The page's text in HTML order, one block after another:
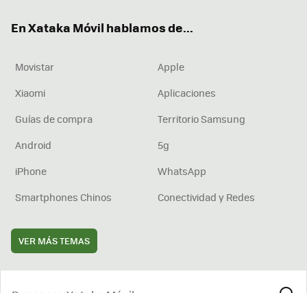
En Xataka Móvil hablamos de...
Movistar
Apple
Xiaomi
Aplicaciones
Guías de compra
Territorio Samsung
Android
5g
iPhone
WhatsApp
Smartphones Chinos
Conectividad y Redes
VER MÁS TEMAS